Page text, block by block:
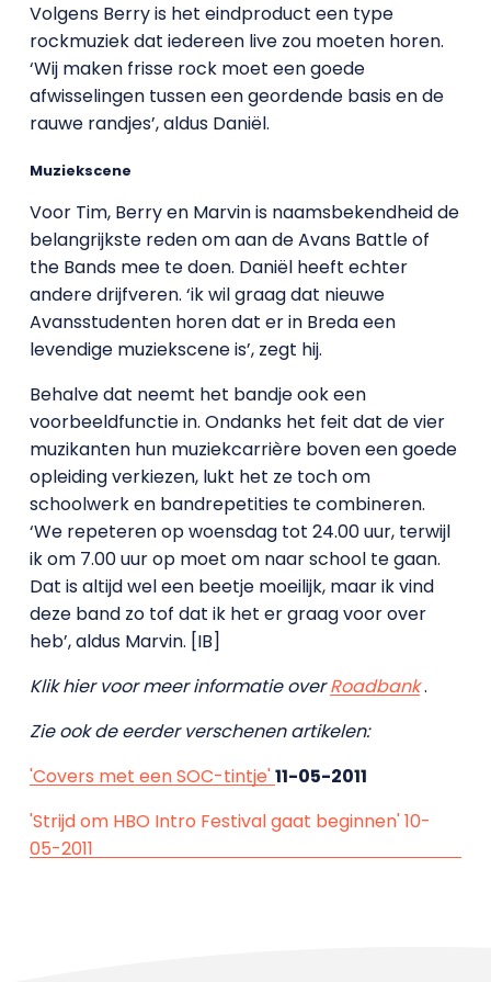
Volgens Berry is het eindproduct een type
rockmuziek dat iedereen live zou moeten horen.
‘Wij maken frisse rock moet een goede
afwisselingen tussen een geordende basis en de
rauwe randjes’, aldus Daniël.
Muziekscene
Voor Tim, Berry en Marvin is naamsbekendheid de
belangrijkste reden om aan de Avans Battle of
the Bands mee te doen. Daniël heeft echter
andere drijfveren. ‘ik wil graag dat nieuwe
Avansstudenten horen dat er in Breda een
levendige muziekscene is’, zegt hij.
Behalve dat neemt het bandje ook een
voorbeeldfunctie in. Ondanks het feit dat de vier
muzikanten hun muziekcarrière boven een goede
opleiding verkiezen, lukt het ze toch om
schoolwerk en bandrepetities te combineren.
‘We repeteren op woensdag tot 24.00 uur, terwijl
ik om 7.00 uur op moet om naar school te gaan.
Dat is altijd wel een beetje moeilijk, maar ik vind
deze band zo tof dat ik het er graag voor over
heb’, aldus Marvin. [IB]
Klik hier voor meer informatie overRoadbank.
Zie ook de eerder verschenen artikelen:
'Covers met een SOC-tintje'11-05-2011
'Strijd om HBO Intro Festival gaat beginnen' 10-
05-2011